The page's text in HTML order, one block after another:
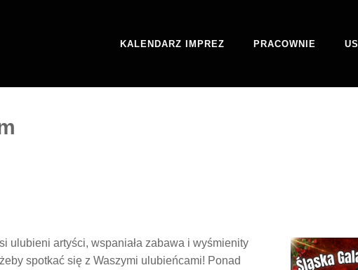
KALENDARZ IMPREZ PRACOWNIE
ulubieni artyści, wspaniała zabawa i wyśmienity
spotkać się z Waszymi ulubieńcami! Ponad